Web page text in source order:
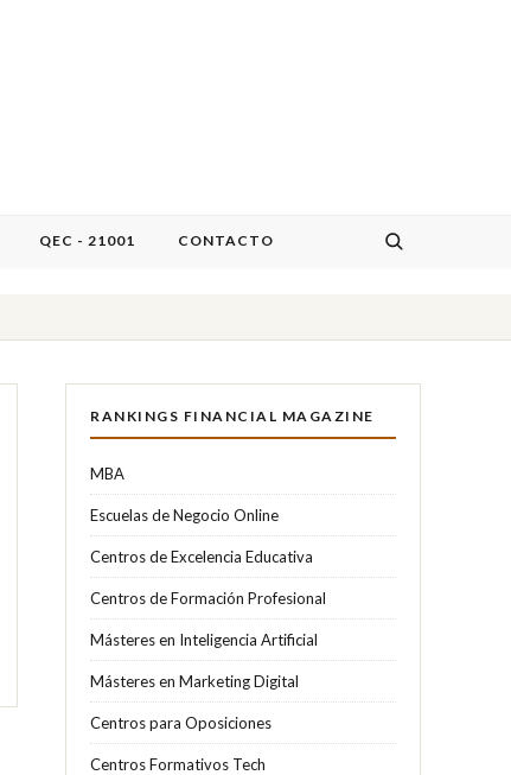
QEC - 21001 CONTACTO
RANKINGS FINANCIAL MAGAZINE
MBA
Escuelas de Negocio Online
Centros de Excelencia Educativa
Centros de Formación Profesional
Másteres en Inteligencia Artificial
Másteres en Marketing Digital
Centros para Oposiciones
Centros Formativos Tech